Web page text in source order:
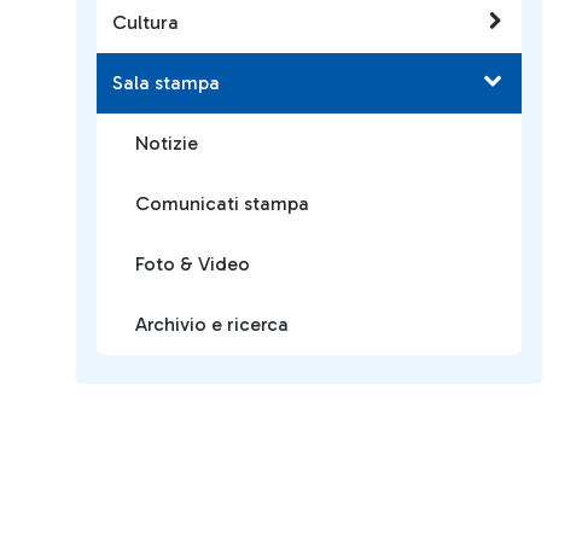
Cultura
Sala stampa
Notizie
Comunicati stampa
Foto & Video
Archivio e ricerca